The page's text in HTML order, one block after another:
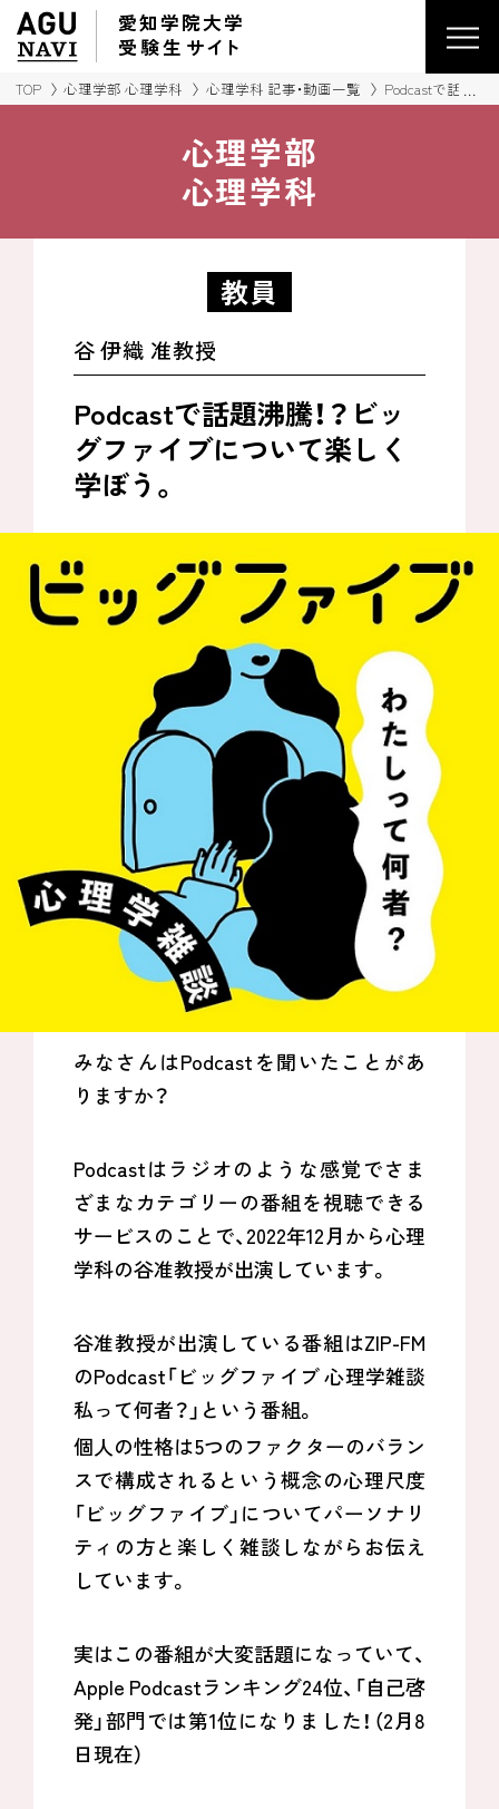
愛知学院大学
受験生 サイ ト
TOP 心理学部 心理学科 心理学科 記事・動画一覧 Podcastで話題沸
心理学部
心理学科
教員
谷 伊織 准教授
Podcastで話題沸騰！？ ビッ
グファイブについて楽しく
学ぼう。
みなさんはPodcastを聞いたことがあ
りますか？
Podcastはラジオのような感覚でさま
ざまなカテゴリーの番組を視聴できる
サービスのことで、2022年12月から心理
学科の谷准教授が出演しています。
谷准教授が出演している番組はZIP-FM
のPodcast「ビッグファイブ 心理学雑談
私って何者？」という番組。
個人の性格は5つのファクターのバラン
スで構成されるという概念の心理尺度
「ビッグファイブ」についてパーソナリ
ティの方と楽しく雑談しながらお伝え
しています。
実はこの番組が大変話題になっていて、
Apple Podcastランキング24位、「自己啓
発」部門では第1位になりました！（2月8
日現在）